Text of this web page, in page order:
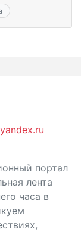
портал
лента
часа в